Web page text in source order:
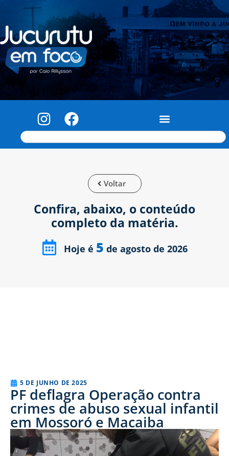
Voltar
Confira, abaixo, o conteúdo
completo da matéria.
Hoje é 5 de agosto de 2026
5 DE JUNHO DE 2025
PF deflagra Operação contra
crimes de abuso sexual infantil
em Mossoró e Macaiba